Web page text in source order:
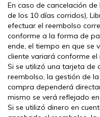
En caso de cancelación
de los 10 días corridos),
efectuar el reembolso
conforme a la forma de
ende, el tiempo en que se
cliente variará conforme
Si se utilizó una tarjeta de
reembolso, la gestión de
compra dependerá
mismo se verá reflejado
Si se utilizó dinero en